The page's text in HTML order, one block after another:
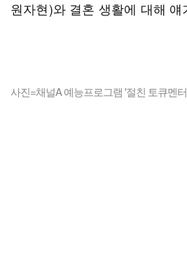
원자현)와 결혼 생활에 대해 얘
사진=채널A 예능프로그램 '절친 토큐멘